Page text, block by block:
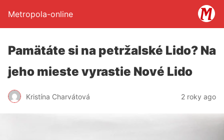
Metropola-online
Pamätáte si na petržalské Lido? Na
jeho mieste vyrastie Nové Lido
Kristína Charvátová 2 roky ago